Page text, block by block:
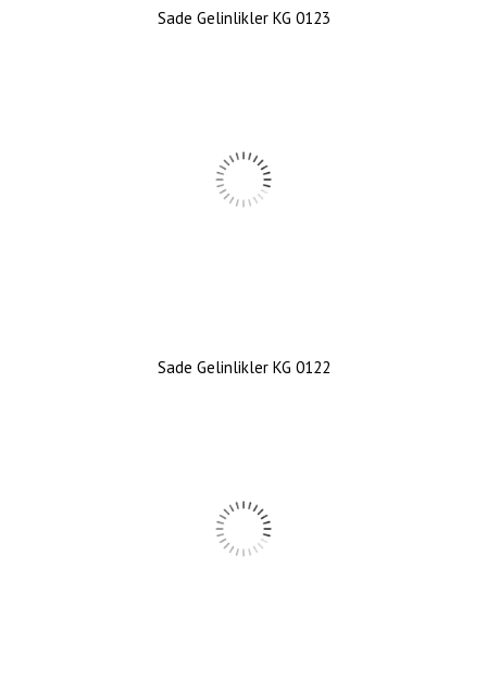
Sade Gelinlikler KG 0123
Sade Gelinlikler KG 0122